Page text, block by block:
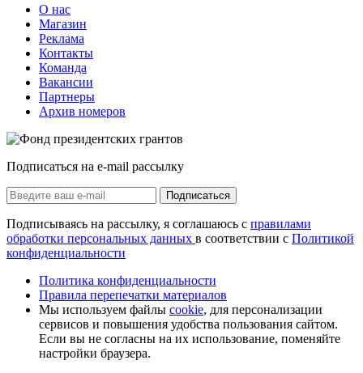
О нас
Магазин
Реклама
Контакты
Команда
Вакансии
Партнеры
Архив номеров
Подписаться на e-mail рассылку
Подписаться
Подписываясь на рассылку, я соглашаюсь с правилами
обработки персональных данных в соответствии с Политикой
конфиденциальности
Политика конфиденциальности
Правила перепечатки материалов
Мы используем файлы cookie, для персонализации
сервисов и повышения удобства пользования сайтом.
Если вы не согласны на их использование, поменяйте
настройки браузера.